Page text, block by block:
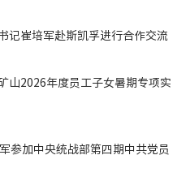
记崔培军赴斯凯孚进行合作交流
山2026年度员工子女暑期专项实
参加中央统战部第四期中共党员